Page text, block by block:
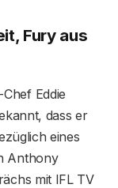
Fury aus
Eddie
dass er
eines
Anthony
mit IFL TV